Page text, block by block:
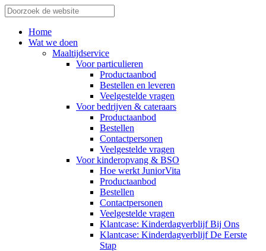
Home
Wat we doen
Maaltijdservice
Voor particulieren
Productaanbod
Bestellen en leveren
Veelgestelde vragen
Voor bedrijven & cateraars
Productaanbod
Bestellen
Contactpersonen
Veelgestelde vragen
Voor kinderopvang & BSO
Hoe werkt JuniorVita
Productaanbod
Bestellen
Contactpersonen
Veelgestelde vragen
Klantcase: Kinderdagverblijf Bij Ons
Klantcase: Kinderdagverblijf De Eerste
Stap